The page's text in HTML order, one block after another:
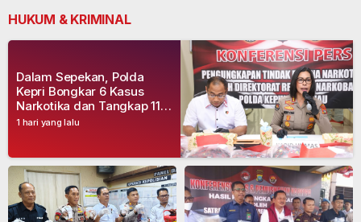
HUKUM & KRIMINAL
1 hari yang lalu
Dalam Sepekan, Polda
Kepri Bongkar 6 Kasus
Narkotika dan Tangkap 11
Tersangka